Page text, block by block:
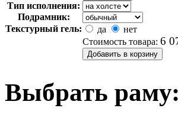
Тип исполнения:
Подрамник:
Текстурный гель:
да
нет
Стоимость товара: 6
Выбрать раму: